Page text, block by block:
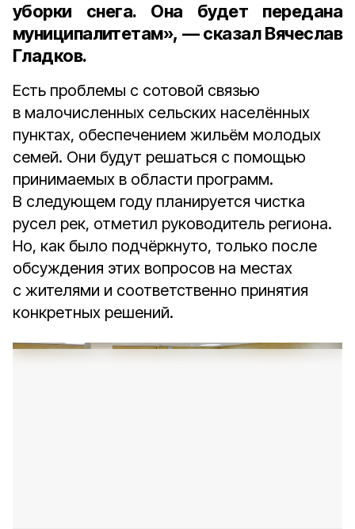
уборки снега. Она будет передана
муниципалитетам», — сказал Вячеслав
Гладков.
Есть проблемы с сотовой связью
в малочисленных сельских населённых
пунктах, обеспечением жильём молодых
семей. Они будут решаться с помощью
принимаемых в области программ.
В следующем году планируется чистка
русел рек, отметил руководитель региона.
Но, как было подчёркнуто, только после
обсуждения этих вопросов на местах
с жителями и соответственно принятия
конкретных решений.